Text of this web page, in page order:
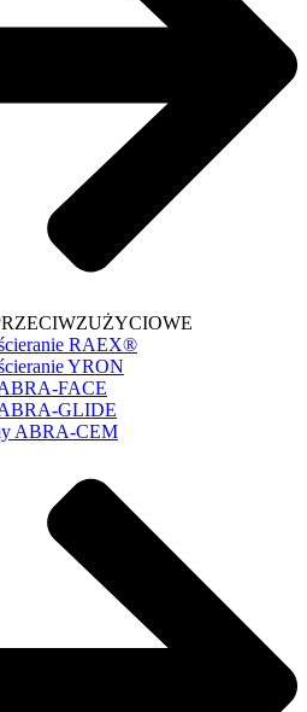
RAEX®
YRON
ABRA-FACE
ABRA-GLIDE
ABRA-CEM